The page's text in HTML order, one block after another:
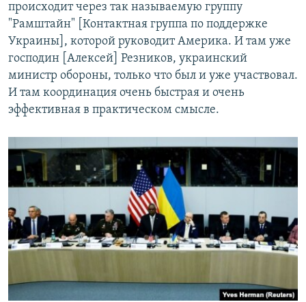
происходит через так называемую группу
"Рамштайн" [Контактная группа по поддержке
Украины], которой руководит Америка. И там уже
господин [Алексей] Резников, украинский
министр обороны, только что был и уже участвовал.
И там координация очень быстрая и очень
эффективная в практическом смысле.